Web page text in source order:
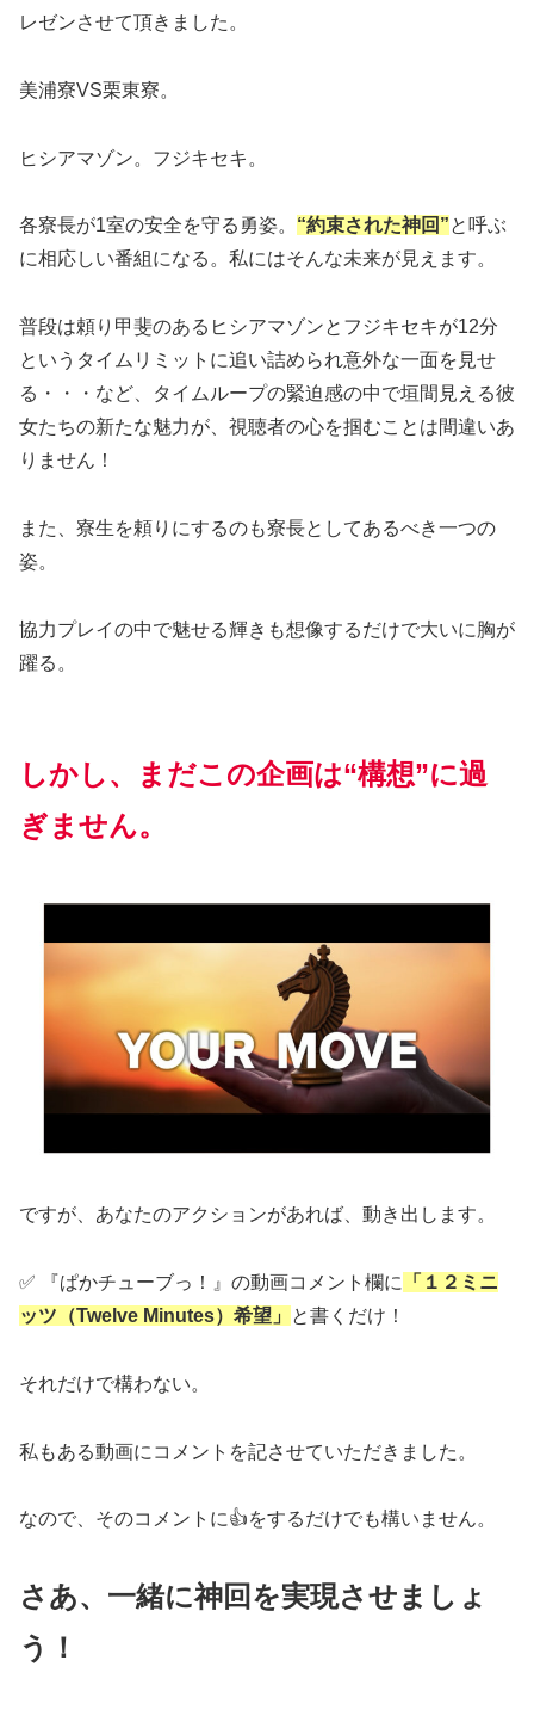
レゼンさせて頂きました。
美浦寮VS栗東寮。
ヒシアマゾン。フジキセキ。
各寮長が1室の安全を守る勇姿。 “約束された神回”と呼ぶ
に相応しい番組になる。私にはそんな未来が見えます。
普段は頼り甲斐のあるヒシアマゾンとフジキセキが12分
というタイムリミットに追い詰められ意外な一面を見せ
る・・・など、タイムループの緊迫感の中で垣間見える彼
女たちの新たな魅力が、視聴者の心を掴むことは間違いあ
りません！
また、寮生を頼りにするのも寮長としてあるべき一つの
姿。
協力プレイの中で魅せる輝きも想像するだけで大いに胸が
躍る。
しかし、まだこの企画は“構想”に過
ぎません。
ですが、あなたのアクションがあれば、動き出します。
✅ 『ぱかチューブっ！』の動画コメント欄に
「１２ミニ
ッツ（Twelve Minutes）希望」
と書くだけ！
それだけで構わない。
私もある動画にコメントを記させていただきました。
なので、そのコメントに👍をするだけでも構いません。
さあ、一緒に神回を実現させましょ
う！